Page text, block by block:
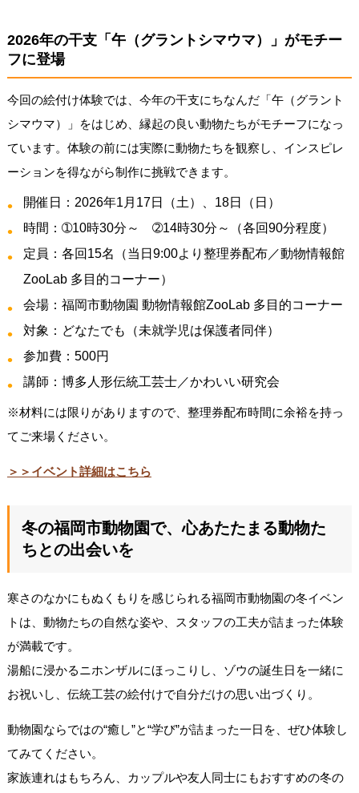
2026年の干支「午（グラントシマウマ）」がモチー
フに登場
今回の絵付け体験では、今年の干支にちなんだ「午（グラント
シマウマ）」をはじめ、縁起の良い動物たちがモチーフになっ
ています。体験の前には実際に動物たちを観察し、インスピレ
ーションを得ながら制作に挑戦できます。
開催日：2026年1月17日（土）、18日（日）
時間：➀10時30分～ ➁14時30分～（各回90分程度）
定員：各回15名（当日9:00より整理券配布／動物情報館
ZooLab 多目的コーナー）
会場：福岡市動物園 動物情報館ZooLab 多目的コーナー
対象：どなたでも（未就学児は保護者同伴）
参加費：500円
講師：博多人形伝統工芸士／かわいい研究会
※材料には限りがありますので、整理券配布時間に余裕を持っ
てご来場ください。
＞＞イベント詳細はこちら
冬の福岡市動物園で、心あたたまる動物た
ちとの出会いを
寒さのなかにもぬくもりを感じられる福岡市動物園の冬イベン
トは、動物たちの自然な姿や、スタッフの工夫が詰まった体験
が満載です。
湯船に浸かるニホンザルにほっこりし、ゾウの誕生日を一緒に
お祝いし、伝統工芸の絵付けで自分だけの思い出づくり。
動物園ならではの“癒し”と“学び”が詰まった一日を、ぜひ体験し
てみてください。
家族連れはもちろん、カップルや友人同士にもおすすめの冬の